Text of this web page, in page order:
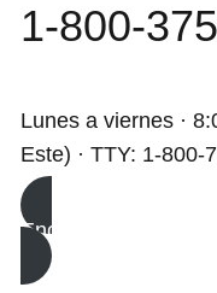
1-800-
Lunes a viernes ·
Este) · TTY: 1-800-
Encuentra a un